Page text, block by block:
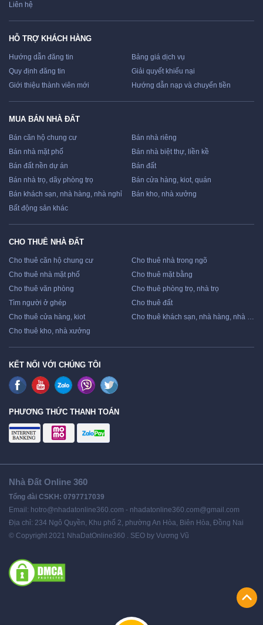
Liên hệ
HỖ TRỢ KHÁCH HÀNG
Hướng dẫn đăng tin
Bảng giá dịch vụ
Quy định đăng tin
Giải quyết khiếu nại
Giới thiệu thành viên mới
Hướng dẫn nạp và chuyển tiền
MUA BÁN NHÀ ĐẤT
Bán căn hộ chung cư
Bán nhà riêng
Bán nhà mặt phố
Bán nhà biệt thự, liền kề
Bán đất nền dự án
Bán đất
Bán nhà trọ, dãy phòng trọ
Bán cửa hàng, kiot, quán
Bán khách sạn, nhà hàng, nhà nghỉ
Bán kho, nhà xưởng
Bất động sản khác
CHO THUÊ NHÀ ĐẤT
Cho thuê căn hộ chung cư
Cho thuê nhà trong ngõ
Cho thuê nhà mặt phố
Cho thuê mặt bằng
Cho thuê văn phòng
Cho thuê phòng trọ, nhà trọ
Tìm người ở ghép
Cho thuê đất
Cho thuê cửa hàng, kiot
Cho thuê khách sạn, nhà hàng, nhà nghỉ
Cho thuê kho, nhà xưởng
KẾT NỐI VỚI CHÚNG TÔI
PHƯƠNG THỨC THANH TOÁN
Nhà Đất Online 360
Tổng đài CSKH: 0797717039
Email: hotro@nhadatonline360.com - nhadatonline360.com@gmail.com
Địa chỉ: 234 Ngô Quyền, Khu phố 2, phường An Hòa, Biên Hòa, Đồng Nai
© Copyright 2021 NhaDatOnline360 . SEO by Vương Vũ